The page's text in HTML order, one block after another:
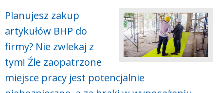
Planujesz zakup
artykułów BHP do
firmy? Nie zwlekaj z
tym! Źle zaopatrzone
miejsce pracy jest potencjalnie